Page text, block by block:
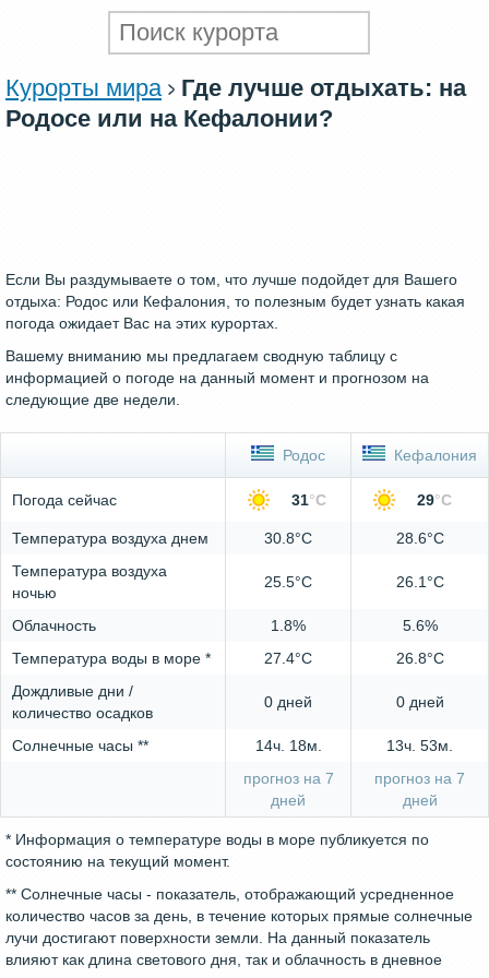
Курорты мира
Где лучше отдыхать: на
Родосе или на Кефалонии?
Если Вы раздумываете о том, что лучше подойдет для Вашего
отдыха: Родос или Кефалония, то полезным будет узнать какая
погода ожидает Вас на этих курортах.
Вашему вниманию мы предлагаем сводную таблицу с
информацией о погоде на данный момент и прогнозом на
следующие две недели.
Родос Кефалония
Погода сейчас 31°C 29°C
Температура воздуха днем 30.8°C
28.6°C
Температура воздуха
ночью
25.5°C 26.1°C
Облачность 1.8%
5.6%
Температура воды в море *
27.4°C
26.8°C
Дождливые дни /
количество осадков
0 дней 0 дней
Солнечные часы ** 14ч. 18м.
13ч. 53м.
прогноз на 7
дней
прогноз на 7
дней
* Информация о температуре воды в море публикуется по
состоянию на текущий момент.
** Солнечные часы - показатель, отображающий усредненное
количество часов за день, в течение которых прямые солнечные
лучи достигают поверхности земли. На данный показатель
влияют как длина светового дня, так и облачность в дневное